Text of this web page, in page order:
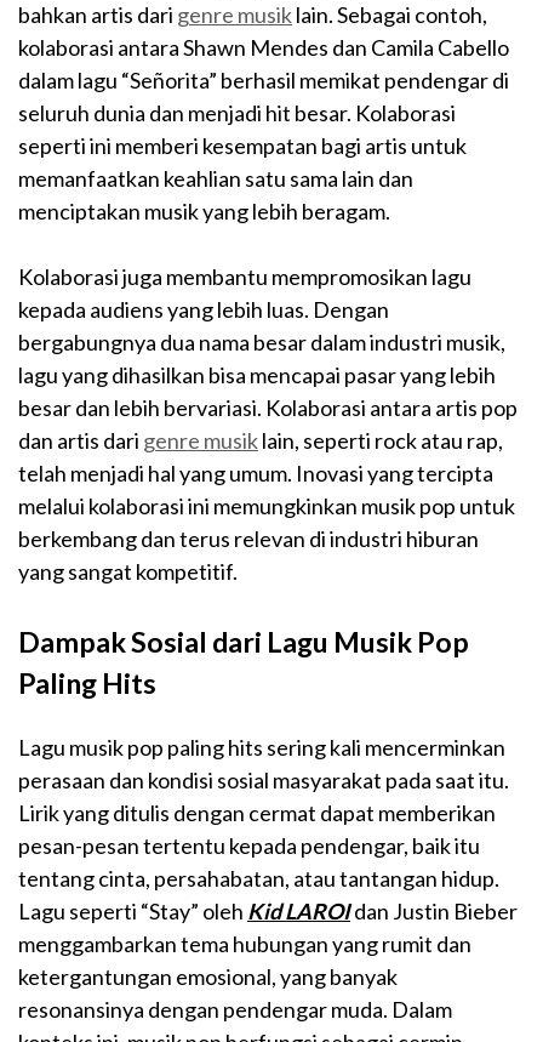
bahkan artis dari genre musiklain. Sebagai contoh,
kolaborasi antara Shawn Mendes dan Camila Cabello
dalam lagu “Señorita” berhasil memikat pendengar di
seluruh dunia dan menjadi hit besar. Kolaborasi
seperti ini memberi kesempatan bagi artis untuk
memanfaatkan keahlian satu sama lain dan
menciptakan musik yang lebih beragam.
Kolaborasi juga membantu mempromosikan lagu
kepada audiens yang lebih luas. Dengan
bergabungnya dua nama besar dalam industri musik,
lagu yang dihasilkan bisa mencapai pasar yang lebih
besar dan lebih bervariasi. Kolaborasi antara artis pop
dan artis dari genre musiklain, seperti rock atau rap,
telah menjadi hal yang umum. Inovasi yang tercipta
melalui kolaborasi ini memungkinkan musik pop untuk
berkembang dan terus relevan di industri hiburan
yang sangat kompetitif.
Dampak Sosial dari Lagu Musik Pop
Paling Hits
Lagu musik pop paling hits sering kali mencerminkan
perasaan dan kondisi sosial masyarakat pada saat itu.
Lirik yang ditulis dengan cermat dapat memberikan
pesan-pesan tertentu kepada pendengar, baik itu
tentang cinta, persahabatan, atau tantangan hidup.
Lagu seperti “Stay” oleh Kid LAROIdan Justin Bieber
menggambarkan tema hubungan yang rumit dan
ketergantungan emosional, yang banyak
resonansinya dengan pendengar muda. Dalam